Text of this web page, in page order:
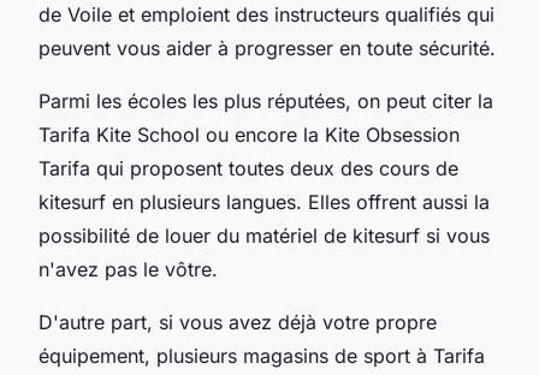
de Voile et emploient des instructeurs qualifiés qui
peuvent vous aider à progresser en toute sécurité.
Parmi les écoles les plus réputées, on peut citer la
Tarifa Kite School ou encore la Kite Obsession
Tarifa qui proposent toutes deux des cours de
kitesurf en plusieurs langues. Elles offrent aussi la
possibilité de louer du matériel de kitesurf si vous
n'avez pas le vôtre.
D'autre part, si vous avez déjà votre propre
équipement, plusieurs magasins de sport à Tarifa